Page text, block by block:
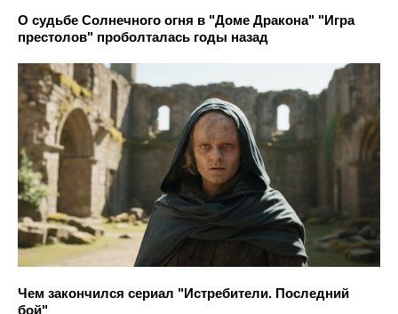
О судьбе Солнечного огня в "Доме Дракона" "Игра
престолов" проболталась годы назад
Чем закончился сериал "Истребители. Последний
бой"